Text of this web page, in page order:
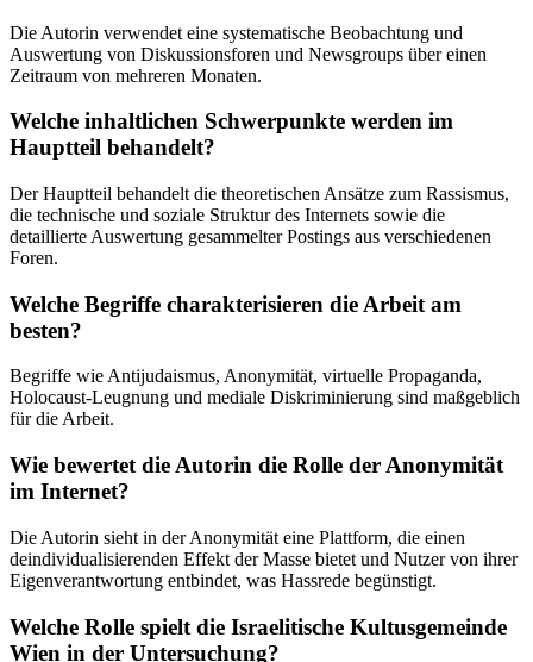
Die Autorin verwendet eine systematische Beobachtung und
Auswertung von Diskussionsforen und Newsgroups über einen
Zeitraum von mehreren Monaten.
Welche inhaltlichen Schwerpunkte werden im
Hauptteil behandelt?
Der Hauptteil behandelt die theoretischen Ansätze zum Rassismus,
die technische und soziale Struktur des Internets sowie die
detaillierte Auswertung gesammelter Postings aus verschiedenen
Foren.
Welche Begriffe charakterisieren die Arbeit am
besten?
Begriffe wie Antijudaismus, Anonymität, virtuelle Propaganda,
Holocaust-Leugnung und mediale Diskriminierung sind maßgeblich
für die Arbeit.
Wie bewertet die Autorin die Rolle der Anonymität
im Internet?
Die Autorin sieht in der Anonymität eine Plattform, die einen
deindividualisierenden Effekt der Masse bietet und Nutzer von ihrer
Eigenverantwortung entbindet, was Hassrede begünstigt.
Welche Rolle spielt die Israelitische Kultusgemeinde
Wien in der Untersuchung?